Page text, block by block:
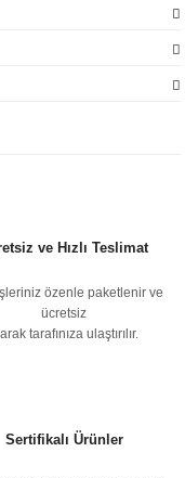
ve Hızlı Teslimat
özenle paketlenir ve
ücretsiz
tarafınıza ulaştırılır.
Sertifikalı Ürünler